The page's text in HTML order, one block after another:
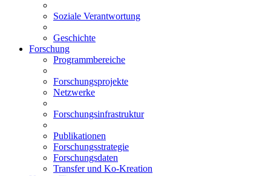
Soziale Verantwortung
Geschichte
Forschung
Programmbereiche
Forschungsprojekte
Netzwerke
Forschungsinfrastruktur
Publikationen
Forschungsstrategie
Forschungsdaten
Transfer und Ko-Kreation